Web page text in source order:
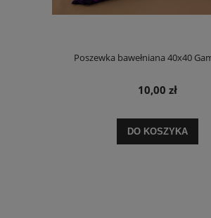
Poszewka bawełniana 40x40
10,00 zł
DO KOSZYKA